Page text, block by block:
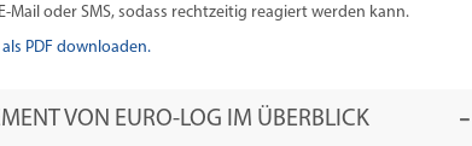
Mail oder SMS, sodass rechtzeitig reagiert werden kann.
PDF downloaden.
VON EURO-LOG IM ÜBERBLICK